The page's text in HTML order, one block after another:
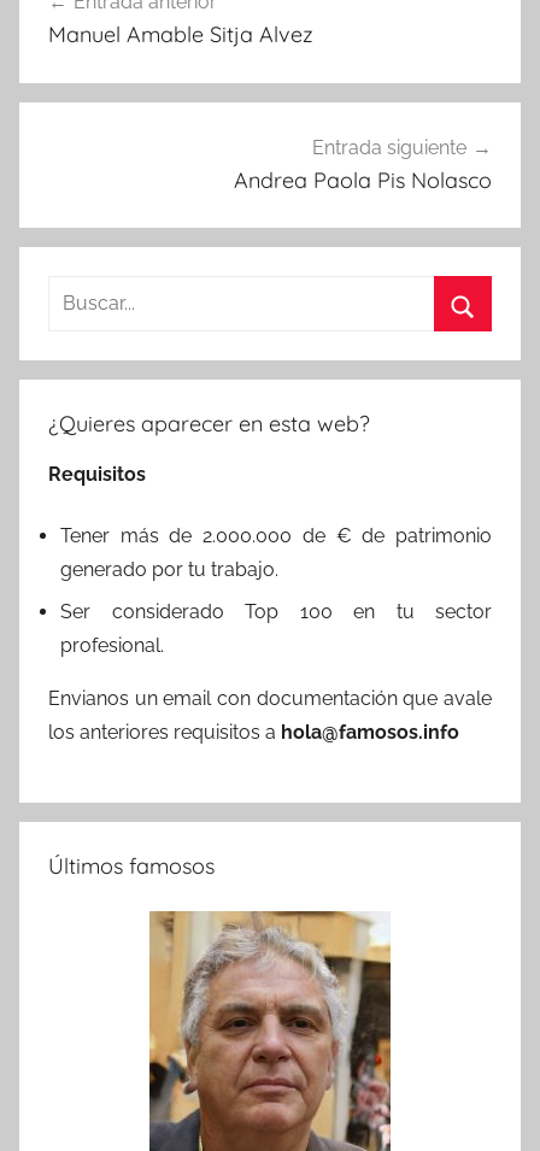
deManuel Amable Sitja Alvez
Entrada siguiente
Andrea Paola Pis Nolasco
Buscar:
¿Quieres aparecer en esta web?
Requisitos
Tener más de 2.000.000 de € de patrimonio
generado por tu trabajo.
Ser considerado Top 100 en tu sector
profesional.
Envianos un email con documentación que avale
los anteriores requisitos a hola@famosos.info
Últimos famosos